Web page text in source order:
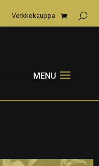
Verkkokauppa